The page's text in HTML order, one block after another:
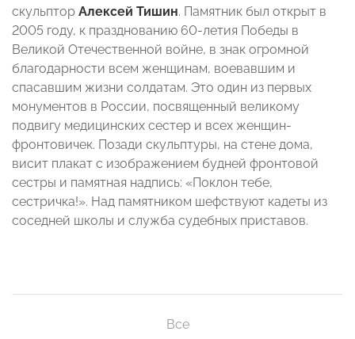
скульптор Алексей Тишин. Памятник был открыт в
2005 году, к празднованию 60-летия Победы в
Великой Отечественной войне, в знак огромной
благодарности всем женщинам, воевавшим и
спасавшим жизни солдатам. Это один из первых
монументов в России, посвященный великому
подвигу медицинских сестер и всех женщин-
фронтовичек. Позади скульптуры, на стене дома,
висит плакат с изображением будней фронтовой
сестры и памятная надпись: «Поклон тебе,
сестричка!». Над памятником шефствуют кадеты из
соседней школы и служба судебных приставов.
Все